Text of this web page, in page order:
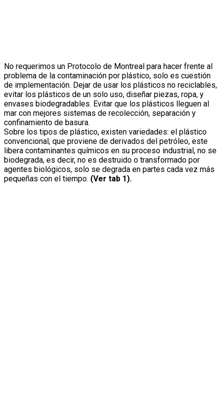
No requerimos un Protocolo de Montreal para hacer frente al
problema de la contaminación por plástico, solo es cuestión
de implementación. Dejar de usar los plásticos no reciclables,
evitar los plásticos de un solo uso, diseñar piezas, ropa, y
envases biodegradables. Evitar que los plásticos lleguen al
mar con mejores sistemas de recolección, separación y
confinamiento de basura.
Sobre los tipos de plástico, existen variedades: el plástico
convencional, que proviene de derivados del petróleo, este
libera contaminantes químicos en su proceso industrial, no se
biodegrada, es decir, no es destruido o transformado por
agentes biológicos, solo se degrada en partes cada vez más
pequeñas con el tiempo. (Ver tab 1).